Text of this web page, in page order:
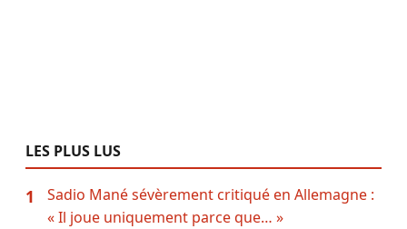
LES PLUS LUS
1
Sadio Mané sévèrement critiqué en Allemagne :
« Il joue uniquement parce que… »